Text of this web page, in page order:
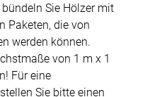
Sie Hölzer mit
Paketen, die von
werden können.
von 1 m x 1
Für eine
Sie bitte einen